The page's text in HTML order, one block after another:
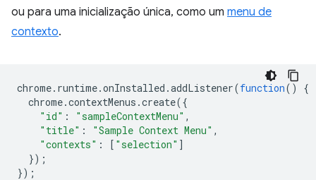
ou para uma inicialização única, como um menu de
contexto.
chrome. runtime.onInstalled .addListener(function()
{
chrome.contextMenus .create({
"id" : "sampleContextMenu" ,
"title" : "Sample Context Menu" ,
"contexts" : [ "selection" ]
});
});